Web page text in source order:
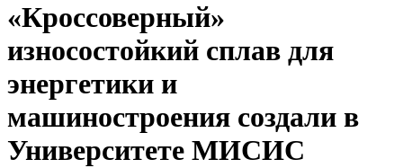
«Кроссоверный»
износостойкий сплав для
энергетики и
машиностроения создали в
Университете МИСИС